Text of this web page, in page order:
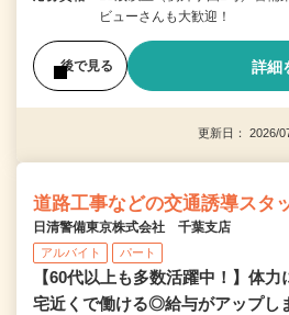
ビューさんも大歓迎！
後で見る 詳細
更新日： 2026/
道路工事などの交通誘導スタ
日清警備東京株式会社 千葉支店
アルバイト パート
【60代以上も多数活躍中！】体
宅近くで働ける◎給与がアップし